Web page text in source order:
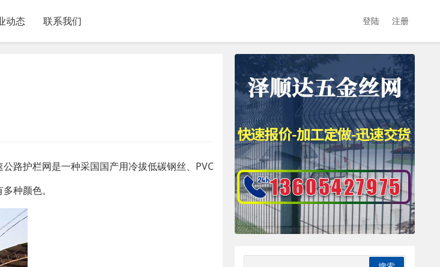
动态 联系我们 登陆 注册
路护栏网是一种采国国产用冷拔低碳钢丝、PVC
种颜色。